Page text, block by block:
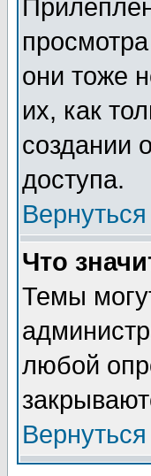
они тоже
их, как
создании
доступа.
Что
Темы
любой